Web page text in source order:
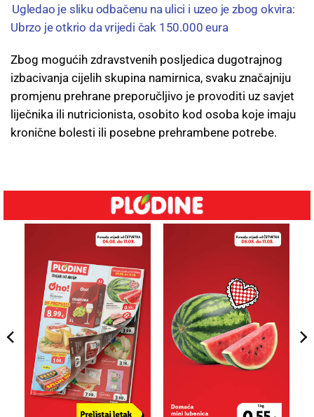
Ugledao je sliku odbačenu na ulici i uzeo je zbog okvira:
Ubrzo je otkrio da vrijedi čak 150.000 eura
Zbog mogućih zdravstvenih posljedica dugotrajnog
izbacivanja cijelih skupina namirnica, svaku značajniju
promjenu prehrane preporučljivo je provoditi uz savjet
liječnika ili nutricionista, osobito kod osoba koje imaju
kronične bolesti ili posebne prehrambene potrebe.